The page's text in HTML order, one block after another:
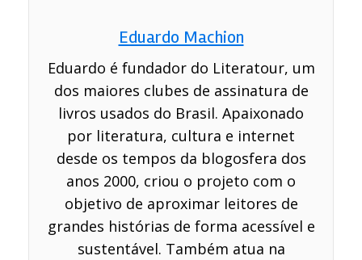
Eduardo Machion
Eduardo é fundador do Literatour, um
dos maiores clubes de assinatura de
livros usados do Brasil. Apaixonado
por literatura, cultura e internet
desde os tempos da blogosfera dos
anos 2000, criou o projeto com o
objetivo de aproximar leitores de
grandes histórias de forma acessível e
sustentável. Também atua na